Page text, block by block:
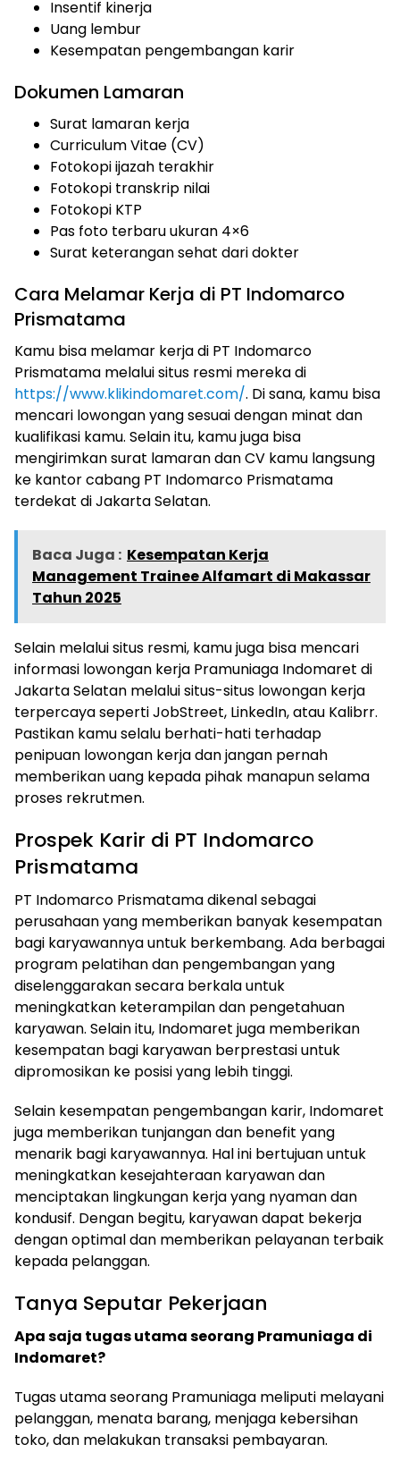
Insentif kinerja
Uang lembur
Kesempatan pengembangan karir
Dokumen Lamaran
Surat lamaran kerja
Curriculum Vitae (CV)
Fotokopi ijazah terakhir
Fotokopi transkrip nilai
Fotokopi KTP
Pas foto terbaru ukuran 4×6
Surat keterangan sehat dari dokter
Cara Melamar Kerja di PT Indomarco
Prismatama
Kamu bisa melamar kerja di PT Indomarco
Prismatama melalui situs resmi mereka di
https://www.klikindomaret.com/. Di sana, kamu bisa
mencari lowongan yang sesuai dengan minat dan
kualifikasi kamu. Selain itu, kamu juga bisa
mengirimkan surat lamaran dan CV kamu langsung
ke kantor cabang PT Indomarco Prismatama
terdekat di Jakarta Selatan.
Baca Juga : Kesempatan Kerja
Management Trainee Alfamart di Makassar
Tahun 2025
Selain melalui situs resmi, kamu juga bisa mencari
informasi lowongan kerja Pramuniaga Indomaret di
Jakarta Selatan melalui situs-situs lowongan kerja
terpercaya seperti JobStreet, LinkedIn, atau Kalibrr.
Pastikan kamu selalu berhati-hati terhadap
penipuan lowongan kerja dan jangan pernah
memberikan uang kepada pihak manapun selama
proses rekrutmen.
Prospek Karir di PT Indomarco
Prismatama
PT Indomarco Prismatama dikenal sebagai
perusahaan yang memberikan banyak kesempatan
bagi karyawannya untuk berkembang. Ada berbagai
program pelatihan dan pengembangan yang
diselenggarakan secara berkala untuk
meningkatkan keterampilan dan pengetahuan
karyawan. Selain itu, Indomaret juga memberikan
kesempatan bagi karyawan berprestasi untuk
dipromosikan ke posisi yang lebih tinggi.
Selain kesempatan pengembangan karir, Indomaret
juga memberikan tunjangan dan benefit yang
menarik bagi karyawannya. Hal ini bertujuan untuk
meningkatkan kesejahteraan karyawan dan
menciptakan lingkungan kerja yang nyaman dan
kondusif. Dengan begitu, karyawan dapat bekerja
dengan optimal dan memberikan pelayanan terbaik
kepada pelanggan.
Tanya Seputar Pekerjaan
Apa saja tugas utama seorang Pramuniaga di
Indomaret?
Tugas utama seorang Pramuniaga meliputi melayani
pelanggan, menata barang, menjaga kebersihan
toko, dan melakukan transaksi pembayaran.